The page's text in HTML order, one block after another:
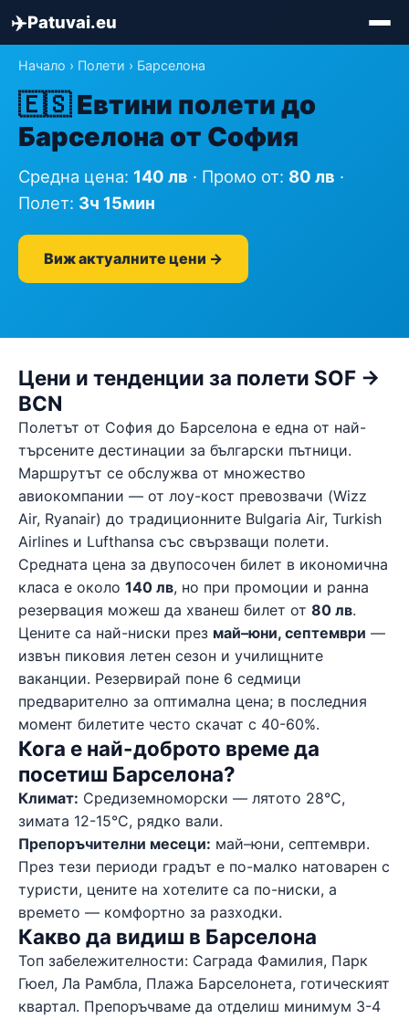
✈️Patuvai.eu
Начало › Полети › Барселона
🇪🇸 Евтини полети до
Барселона от София
Средна цена: 140 лв · Промо от: 80 лв ·
Полет: 3ч 15мин
Виж актуалните цени →
Цени и тенденции за полети SOF →
BCN
Полетът от София до Барселона е една от най-
търсените дестинации за български пътници.
Маршрутът се обслужва от множество
авиокомпании — от лоу-кост превозвачи (Wizz
Air, Ryanair) до традиционните Bulgaria Air, Turkish
Airlines и Lufthansa със свързващи полети.
Средната цена за двупосочен билет в икономична
класа е около 140 лв, но при промоции и ранна
резервация можеш да хванеш билет от 80 лв.
Цените са най-ниски през май–юни, септември —
извън пиковия летен сезон и училищните
ваканции. Резервирай поне 6 седмици
предварително за оптимална цена; в последния
момент билетите често скачат с 40-60%.
Кога е най-доброто време да
посетиш Барселона?
Климат: Средиземноморски — лятото 28°C,
зимата 12-15°C, рядко вали.
Препоръчителни месеци: май–юни, септември.
През тези периоди градът е по-малко натоварен с
туристи, цените на хотелите са по-ниски, а
времето — комфортно за разходки.
Какво да видиш в Барселона
Топ забележителности: Саграда Фамилия, Парк
Гюел, Ла Рамбла, Плажа Барселонета, готическият
квартал. Препоръчваме да отделиш минимум 3-4